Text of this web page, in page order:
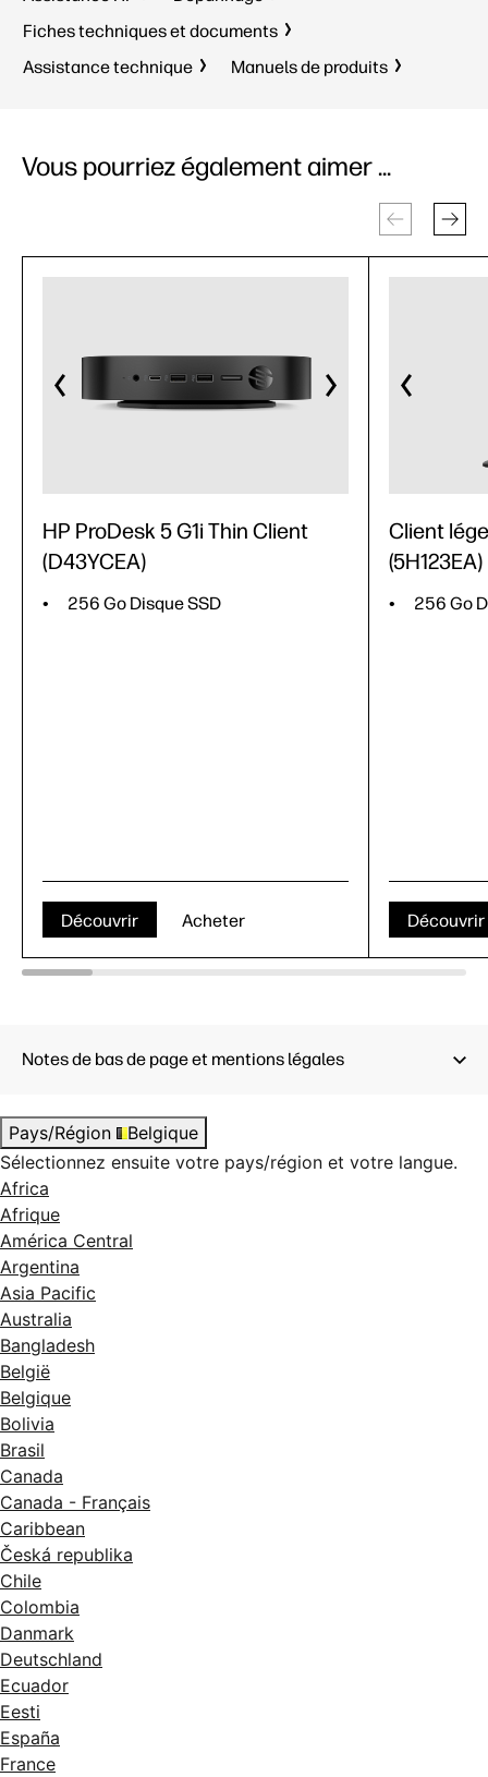
Fiches techniques et documents
Assistance technique
Manuels de produits
Vous pourriez également aimer ...
HP ProDesk 5 G1i Thin Client
(D43YCEA)
256 Go Disque SSD
Découvrir Acheter
Client
(5H123EA)
256 Go
Découvrir
Notes de bas de page et mentions légales
Pays/Région
Belgique
Sélectionnez ensuite votre pays/région et votre langue.
Africa
Afrique
América Central
Argentina
Asia Pacific
Australia
Bangladesh
België
Belgique
Bolivia
Brasil
Canada
Canada - Français
Caribbean
Česká republika
Chile
Colombia
Danmark
Deutschland
Ecuador
Eesti
España
France